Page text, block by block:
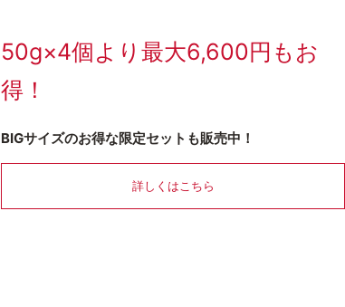
50g×4個より最大6,600円もお
得！
BIGサイズのお得な限定セットも販売中！
詳しくはこちら